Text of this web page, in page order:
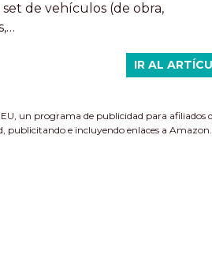
set de vehículos (de obra,
IR AL
un programa de publicidad para afiliados
publicitando e incluyendo enlaces a